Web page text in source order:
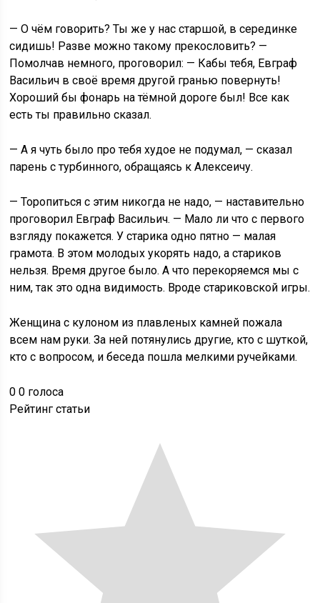
— О чём говорить? Ты же у нас старшой, в серединке
сидишь! Разве можно такому прекословить? —
Помолчав немного, проговорил: — Кабы тебя, Евграф
Васильич в своё время другой гранью повернуть!
Хороший бы фонарь на тёмной дороге был! Все как
есть ты правильно сказал.
— А я чуть было про тебя худое не подумал, — сказал
парень с турбинного, обращаясь к Алексеичу.
— Торопиться с этим никогда не надо, — наставительно
проговорил Евграф Васильич. — Мало ли что с первого
взгляду покажется. У старика одно пятно — малая
грамота. В этом молодых укорять надо, а стариков
нельзя. Время другое было. А что перекоряемся мы с
ним, так это одна видимость. Вроде стариковской игры.
Женщина с кулоном из плавленых камней пожала
всем нам руки. За ней потянулись другие, кто с шуткой,
кто с вопросом, и беседа пошла мелкими ручейками.
0 0 голоса
Рейтинг статьи